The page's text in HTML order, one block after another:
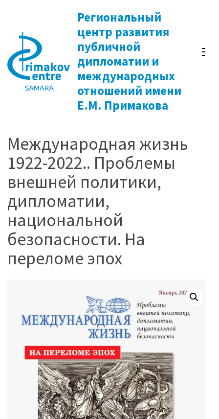
содержимому
(нажмите
Enter)
Региональный
центр развития
публичной
дипломатии и
международных
отношений имени
Е.М. Примакова
Международная жизнь
1922-2022.. Проблемы
внешней политики,
дипломатии,
национальной
безопасности. На
переломе эпох